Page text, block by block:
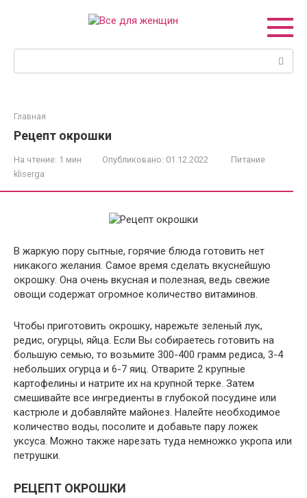
Главная
Рецепт окрошки
На чтение: 1 мин Опубликовано: 01.12.2022
Питание
kliserga
В жаркую пору сытные, горячие блюда готовить нет
никакого желания. Самое время сделать вкуснейшую
окрошку. Она очень вкусная и полезная, ведь свежие
овощи содержат огромное количество витаминов.
Чтобы приготовить окрошку, нарежьте зеленый лук,
редис, огурцы, яйца. Если Вы собираетесь готовить на
большую семью, то возьмите 300-400 грамм редиса, 3-4
небольших огурца и 6-7 яиц. Отварите 2 крупные
картофелины и натрите их на крупной терке. Затем
смешивайте все ингредиенты в глубокой посудине или
кастрюле и добавляйте майонез. Налейте необходимое
количество воды, посолите и добавьте пару ложек
уксуса. Можно также нарезать туда немножко укропа или
петрушки.
РЕЦЕПТ ОКРОШКИ